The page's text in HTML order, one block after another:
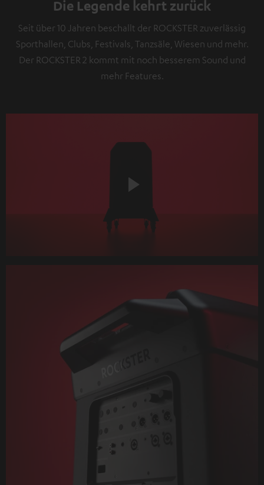
Die Legende kehrt zurück
Seit über 10 Jahren beschallt der ROCKSTER zuverlässig
Sporthallen, Clubs, Festivals, Tanzsäle, Wiesen und mehr.
Der ROCKSTER 2 kommt mit noch besserem Sound und
mehr Features.
Play
Video